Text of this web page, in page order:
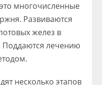
многочисленные
Развиваются
желез в
Поддаются лечению
несколько этапов